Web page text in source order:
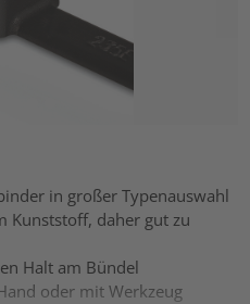
in großer Typenauswahl
Kunststoff, daher gut zu
Halt am Bündel
oder mit Werkzeug